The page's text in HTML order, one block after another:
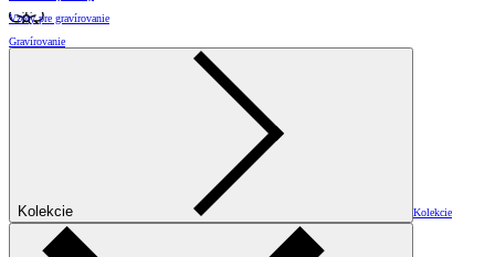
Vzory pre gravírovanie
Gravírovanie
Kolekcie Kolekcie